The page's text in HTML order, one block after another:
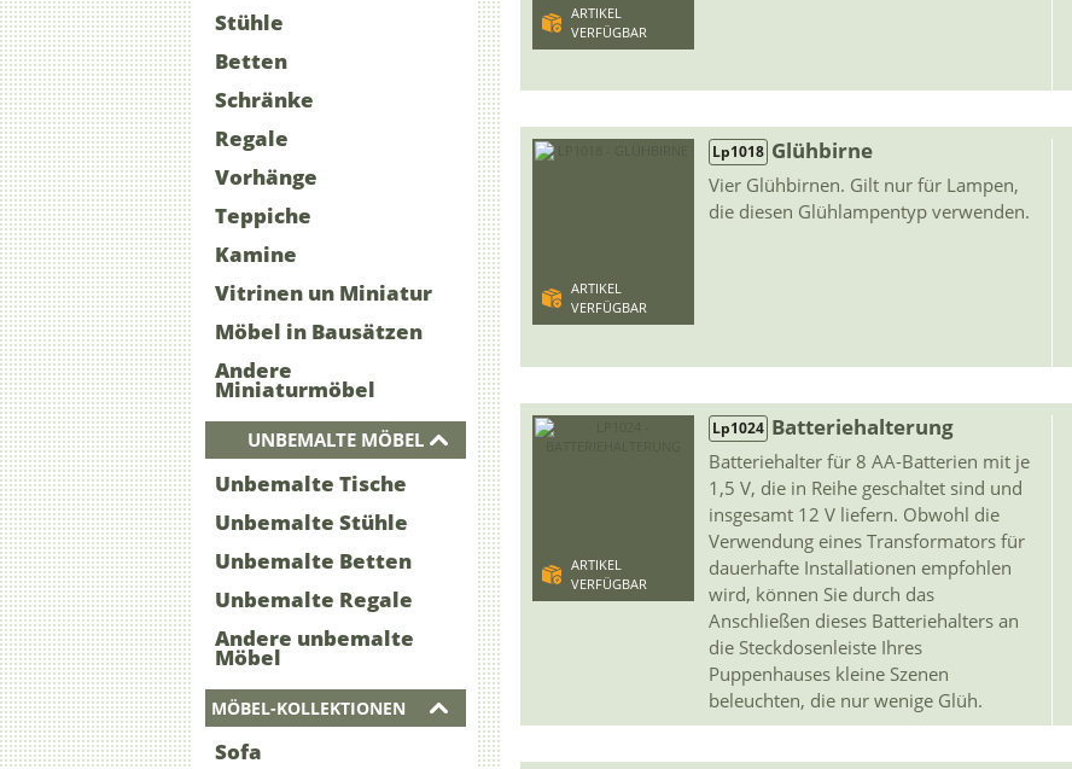
Stühle
Betten
Schränke
Regale
Vorhänge
Teppiche
Kamine
Vitrinen un Miniatur
Möbel in Bausätzen
Andere
Miniaturmöbel
UNBEMALTE MÖBEL
Unbemalte Tische
Unbemalte Stühle
Unbemalte Betten
Unbemalte Regale
Andere unbemalte
Möbel
MÖBEL-KOLLEKTIONEN
Sofa
ARTIKEL
VERFÜGBAR
ARTIKEL
VERFÜGBAR
Lp1018 Glühbirne
Vier Glühbirnen. Gilt nur für Lampen,
die diesen Glühlampentyp verwenden.
ARTIKEL
VERFÜGBAR
Lp1024 Batteriehalterung
Batteriehalter für 8 AA-Batterien mit je
1,5 V, die in Reihe geschaltet sind und
insgesamt 12 V liefern. Obwohl die
Verwendung eines Transformators für
dauerhafte Installationen empfohlen
wird, können Sie durch das
Anschließen dieses Batteriehalters an
die Steckdosenleiste Ihres
Puppenhauses kleine Szenen
beleuchten, die nur wenige Glüh.